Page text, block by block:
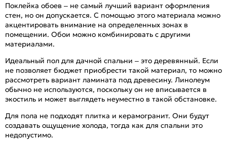
Поклейка обоев – не самый лучший вариант оформления
стен, но он допускается. С помощью этого материала можно
акцентировать внимание на определенных зонах в
помещении. Обои можно комбинировать с другими
материалами.
Идеальный пол для дачной спальни – это деревянный. Если
не позволяет бюджет приобрести такой материал, то можно
рассмотреть вариант ламината под древесину. Линолеум
обычно не используются, поскольку он не вписывается в
экостиль и может выглядеть неуместно в такой обстановке.
Для пола не подходят плитка и керамогранит. Они будут
создавать ощущение холода, тогда как для спальни это
недопустимо.